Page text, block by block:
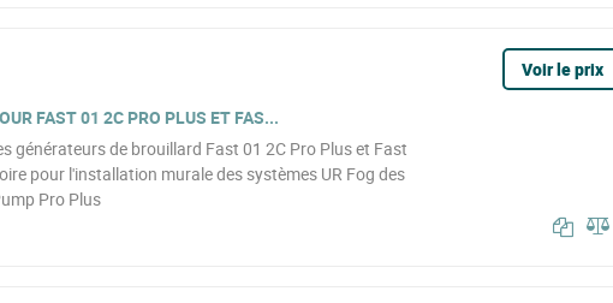
FAST 01 2C PRO PLUS ET FAS...
générateurs de brouillard Fast 01 2C Pro Plus et Fast
pour l'installation murale des systèmes UR Fog des
Pro Plus
Voir le prix